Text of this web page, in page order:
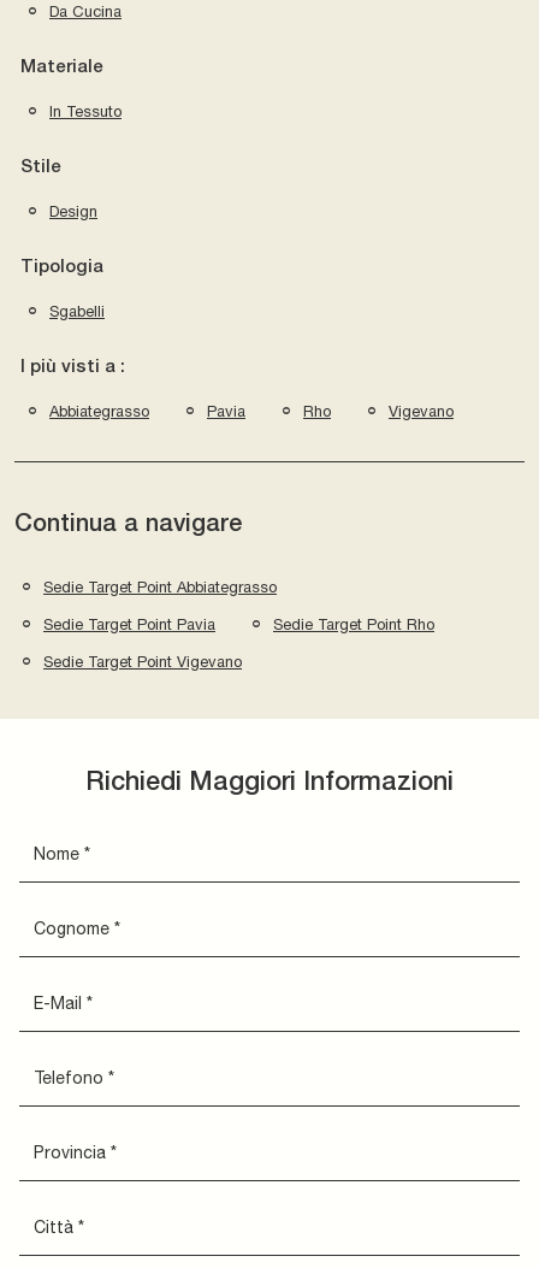
Da Cucina
Materiale
In Tessuto
Stile
Design
Tipologia
Sgabelli
I più visti a :
Abbiategrasso Pavia Rho Vigevano
Continua a navigare
Sedie Target Point Abbiategrasso
Sedie Target Point Pavia Sedie Target Point Rho
Sedie Target Point Vigevano
Richiedi Maggiori Informazioni